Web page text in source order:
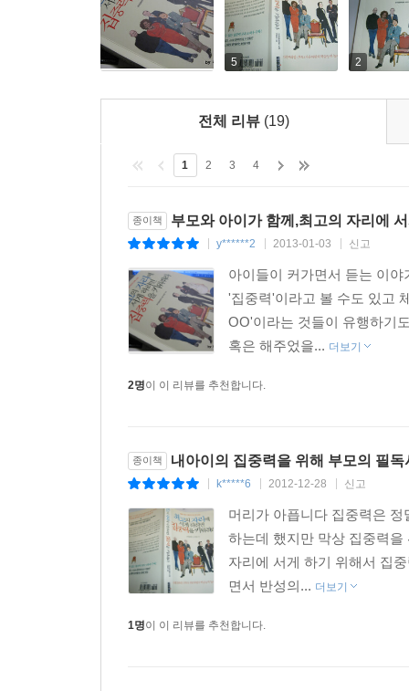
5 2
전체 리뷰 (19)
1 2 3 4
종이책 부모와 아이가 함께,최고의 자리에
y******2 2013-01-03 신고
아이들이 커가면서 듣는 이
'집중력'이라고 볼 수도 있고
OO'이라는 것들이 유행하기
혹은 해주었을... 더보기
2명이 이 리뷰를 추천합니다.
종이책 내아이의 집중력을 위해 부모의 필독
k*****6 2012-12-28 신고
머리가 아픕니다 집중력은
하는데 했지만 막상 집중력
자리에 서게 하기 위해서 집
면서 반성의... 더보기
1명이 이 리뷰를 추천합니다.